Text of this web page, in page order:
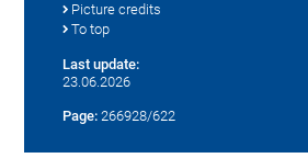
Picture credits
To top
Last update:
23.06.2026
Page: 266928/622